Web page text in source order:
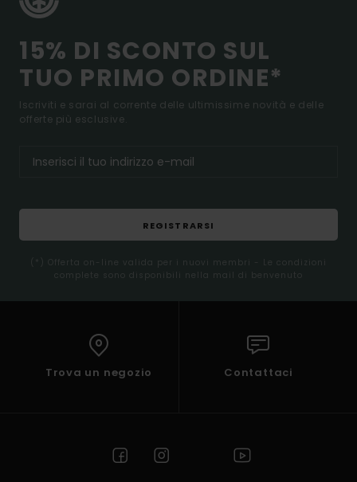
15% DI SCONTO SUL
TUO PRIMO ORDINE*
Iscriviti e sarai al corrente delle ultimissime novità e delle
offerte più esclusive.
REGISTRARSI
(*) Offerta on-line valida per i nuovi membri - Le condizioni
complete sono disponibili nella mail di benvenuto
Trova un negozio Contattaci